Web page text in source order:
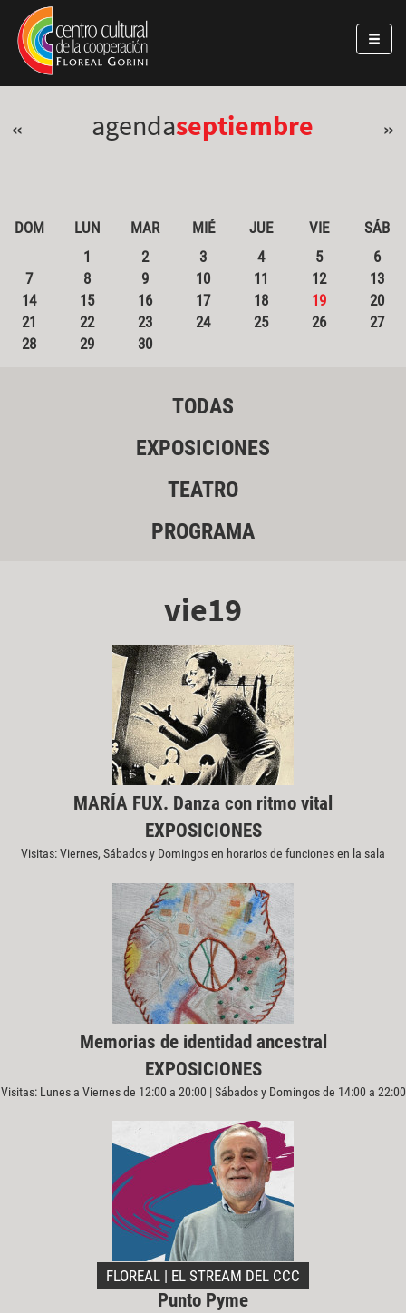
Pasar al contenido principal
Jump to main content
« agendaseptiembre »
DOM LUN MAR MIÉ JUE VIE
SÁB
1
2 3 4 5
6
7
8 9 10 11 12
13
14
15 16 17 18 19
20
21
22 23 24 25 26
27
28
29 30
TODAS
EXPOSICIONES
TEATRO
PROGRAMA
vie19
MARÍA FUX. Danza con ritmo vital
EXPOSICIONES
Visitas: Viernes, Sábados y Domingos en horarios de funciones en la sala
Memorias de identidad ancestral
EXPOSICIONES
Visitas: Lunes a Viernes de 12:00 a 20:00 | Sábados y Domingos de 14:00 a 22:00
FLOREAL | EL STREAM DEL CCC
Punto Pyme